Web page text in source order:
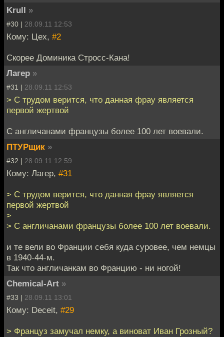
Krull »
#30 | 28.09.11 12:53
Кому: Цех, #2
Скорее Доминика Стросс-Кана!
Лагер »
#31 | 28.09.11 12:53
> С трудом верится, что данная фрау является
первой жертвой
С англичанами французы более 100 лет воевали.
ПТУРщик »
#32 | 28.09.11 12:59
Кому: Лагер, #31
> С трудом верится, что данная фрау является
первой жертвой
>
> С англичанами французы более 100 лет воевали.
и те вели во Франции себя куда суровее, чем немцы
в 1940-44-м.
Так что англичанкам во Францию - ни ногой!
Chemical-Art »
#33 | 28.09.11 13:01
Кому: Deceit, #29
> Француз замучал немку, а виноват Иван Грозный?